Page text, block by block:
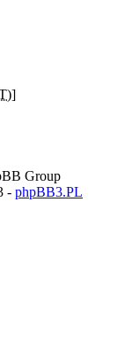
]
Group
- phpBB3.PL